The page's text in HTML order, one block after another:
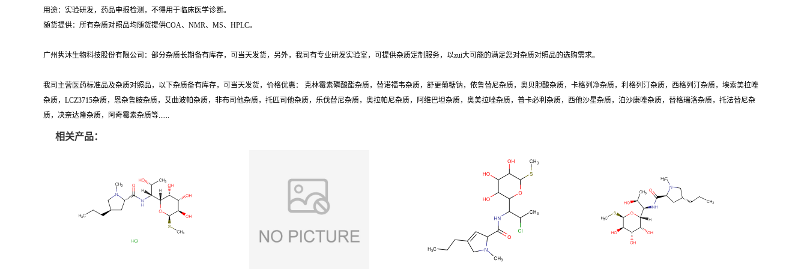
用途：实验研发，药品申报检测，不得用于临床医学诊断。
随货提供：所有杂质对照品均随货提供COA、NMR、MS、HPLC。
广州隽沐生物科技股份有限公司：部分杂质长期备有库存，可当天发货，另外，我司有专业研发实验室，可提供杂质定制服务，以zui大可能的满足您对杂质对照品的选购需求。
我司主营医药标准品及杂质对照品，以下杂质备有库存，可当天发货，价格优惠： 克林霉素磷酸酯杂质，替诺福韦杂质，舒更葡糖钠，依鲁替尼杂质，奥贝胆酸杂质，卡格列净杂质，利格列汀杂质，西格列汀杂质，埃索美拉唑
杂质，LCZ3715杂质，恩杂鲁胺杂质，艾曲波帕杂质，非布司他杂质，托匹司他杂质，乐伐替尼杂质，奥拉帕尼杂质，阿维巴坦杂质，奥美拉唑杂质，普卡必利杂质，西他沙星杂质，泊沙康唑杂质，替格瑞洛杂质，托法替尼杂
质，决奈达隆杂质，阿奇霉素杂质等......
相关产品：